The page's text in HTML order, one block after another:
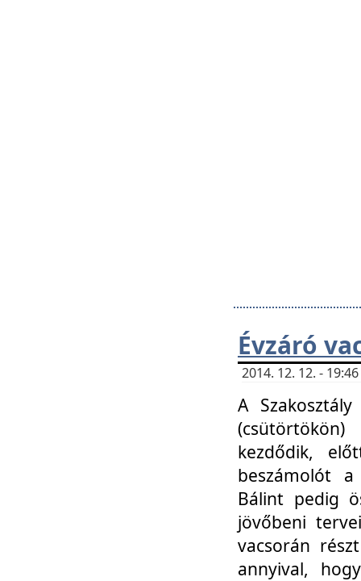
Évzáró
2014. 12. 12. -
A
kezdődik,
beszámolót
Bálint pedig
jövőbeni
vacsorán
annyival,